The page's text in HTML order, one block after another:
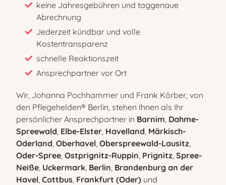
keine Jahresgebühren und taggenaue
Abrechnung
Jederzeit kündbar und volle
Kostentransparenz
schnelle Reaktionszeit
Ansprechpartner vor Ort
Wir, Johanna Pochhammer und Frank Körber, von
den Pflegehelden® Berlin, stehen Ihnen als Ihr
persönlicher Ansprechpartner in Barnim Dahme-
Spreewald Elbe-Elster Havelland Märkisch-
Oderland ,Oberhavel ,Oberspreewald-Lausitz
Oder-Spree ,Ostprignitz-Ruppin Prignitz ,Spree-
Neiße Uckermark Berlin Brandenburg an der
Havel ,Cottbus Frankfurt (Oder) und